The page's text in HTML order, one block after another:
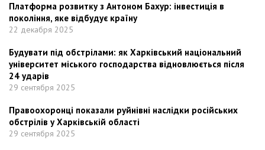
Платформа розвитку з Антоном Бахур: інвестиція в
покоління, яке відбудує країну
22 декабря 2025
Будувати під обстрілами: як Харківський національний
університет міського господарства відновлюється після
24 ударів
29 сентября 2025
Правоохоронці показали руйнівні наслідки російських
обстрілів у Харківській області
29 сентября 2025